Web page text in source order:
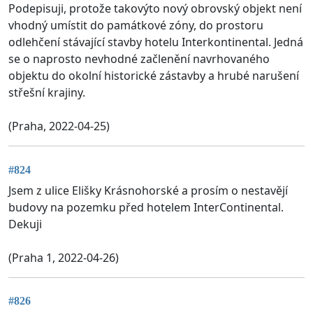
Podepisuji, protože takovýto nový obrovský objekt není
vhodný umístit do památkové zóny, do prostoru
odlehčení stávající stavby hotelu Interkontinental. Jedná
se o naprosto nevhodné začlenění navrhovaného
objektu do okolní historické zástavby a hrubé narušení
střešní krajiny.
(Praha, 2022-04-25)
#824
Jsem z ulice Elišky Krásnohorské a prosím o nestavějí
budovy na pozemku před hotelem InterContinental.
Dekuji
(Praha 1, 2022-04-26)
#826